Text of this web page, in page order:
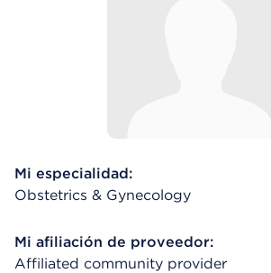
Mi especialidad:
Obstetrics & Gynecology
Mi afiliación de proveedor:
Affiliated community provider